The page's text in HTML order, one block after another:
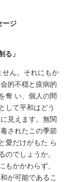
ージ
る」
ん。それにもか
的不穏と疫病的
奪 い、個人の間
して平和はどう
見えます。無関
されたこの季節
愛だけがもた ら
のでしょうか。
かかわらず、
が可能であるこ